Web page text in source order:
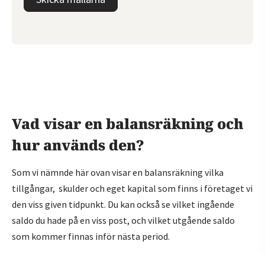
Vad visar en balansräkning och
hur används den?
Som vi nämnde här ovan visar en balansräkning vilka
tillgångar, skulder och eget kapital som finns i företaget vi
den viss given tidpunkt. Du kan också se vilket ingående
saldo du hade på en viss post, och vilket utgående saldo
som kommer finnas inför nästa period.